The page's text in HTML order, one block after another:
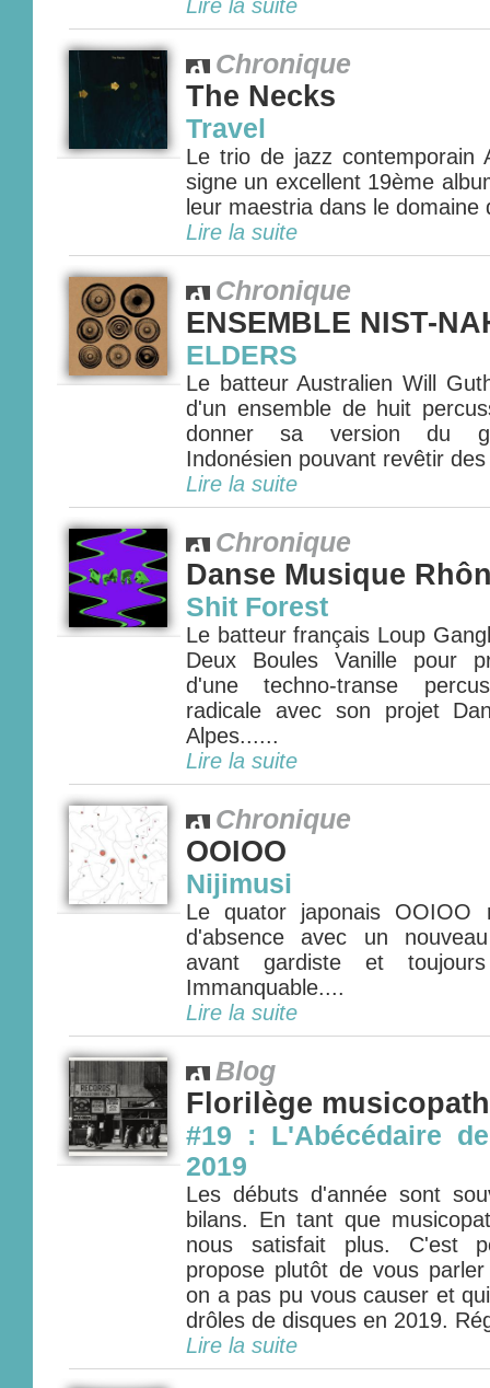
Lire la suite
Chronique
The Necks
Travel
Le trio de jazz contemporain
signe un excellent 19ème
leur maestria dans le
Lire la suite
Chronique
ENSEMBLE NIST-
ELDERS
Le batteur Australien Will
d'un ensemble de huit
donner sa version du
Indonésien pouvant revêtir
Lire la suite
Chronique
Danse Musique
Shit Forest
Le batteur français Loup
Deux Boules Vanille pour
d'une techno-transe
radicale avec son projet
Alpes......
Lire la suite
Chronique
OOIOO
Nijimusi
Le quator japonais OOIOO
d'absence avec un
avant gardiste et
Immanquable....
Lire la suite
Blog
Florilège
#19 : L'Abécédaire
2019
Les débuts d'année sont
bilans. En tant que
nous satisfait plus. C'est
propose plutôt de vous
on a pas pu vous causer et
drôles de disques en 2019.
Lire la suite